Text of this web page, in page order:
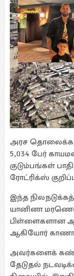
அரச
5,034 பேர்
குடும்பங்கள்
ரோட்ரிக்ஸ்
இந்த
யானினா
பிள்ளைகளான
ஆகியோர்
அவர்களைக்
தேடுதல்